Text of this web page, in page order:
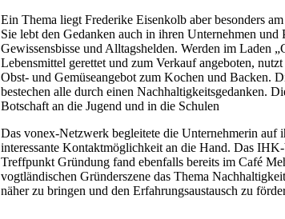
Ein Thema liegt Frederike Eisenkolb aber besonders
Sie lebt den Gedanken auch in ihren Unternehmen
Gewissensbisse und Alltagshelden. Werden im Laden
Lebensmittel gerettet und zum Verkauf angeboten, nutzt
Obst- und Gemüseangebot zum Kochen und Backen.
bestechen alle durch einen Nachhaltigkeitsgedanken.
Botschaft an die Jugend und in die Schulen
Das vonex-Netzwerk begleitete die Unternehmerin auf
interessante Kontaktmöglichkeit an die Hand. Das
Treffpunkt Gründung fand ebenfalls bereits im Café
vogtländischen Gründerszene das Thema
näher zu bringen und den Erfahrungsaustausch zu